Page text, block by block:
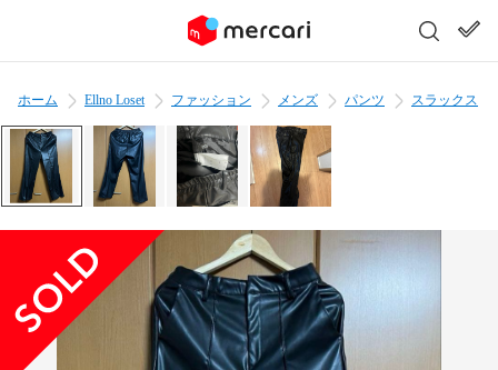
ホーム Ellno Loset ファッション メンズ パンツ スラックス